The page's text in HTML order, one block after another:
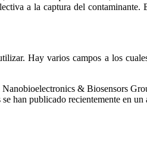
a la captura del contaminante.
Hay varios campos a los
Nanobioelectronics & Biosensors
han publicado recientemente en un